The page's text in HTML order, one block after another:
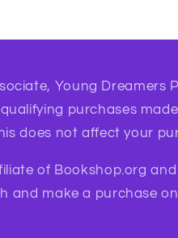
Young Dreamers
purchases
does not affect your
of Bookshop.org
and make a purchase